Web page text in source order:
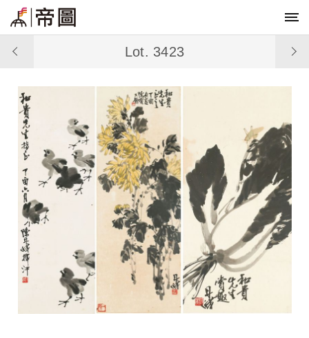
Lot. 3423